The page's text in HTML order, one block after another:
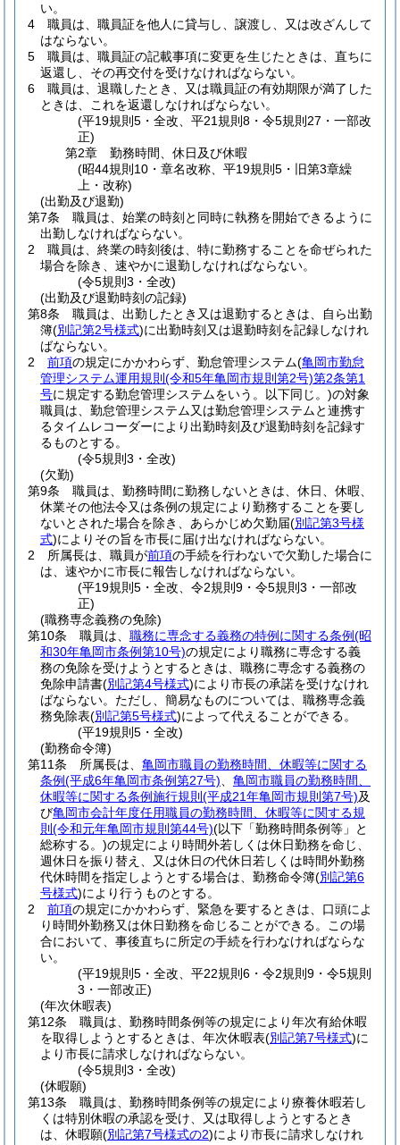
い。
4
職員は、職員証を他人に貸与し、譲渡し、又は改ざんして
はならない。
5
職員は、職員証の記載事項に変更を生じたときは、直ちに
返還し、その再交付を受けなければならない。
6
職員は、退職したとき、又は職員証の有効期限が満了した
ときは、これを返還しなければならない。
(平19規則5・全改、平21規則8・令5規則27・一部改
正)
第2章
勤務時間、休日及び休暇
(昭44規則10・章名改称、平19規則5・旧第3章繰
上・改称)
(出勤及び退勤)
第7条
職員は、始業の時刻と同時に執務を開始できるように
出勤しなければならない。
2
職員は、終業の時刻後は、特に勤務することを命ぜられた
場合を除き、速やかに退勤しなければならない。
(令5規則3・全改)
(出勤及び退勤時刻の記録)
第8条
職員は、出勤したとき又は退勤するときは、自ら出勤
簿(別記第2号様式)に出勤時刻又は退勤時刻を記録しなけれ
ばならない。
2
前項の規定にかかわらず、勤怠管理システム(亀岡市勤怠
管理システム運用規則 (令和5年亀岡市規則第2号)第2条第1
号に規定する勤怠管理システムをいう。以下同じ。)の対象
職員は、勤怠管理システム又は勤怠管理システムと連携す
るタイムレコーダーにより出勤時刻及び退勤時刻を記録す
るものとする。
(令5規則3・全改)
(欠勤)
第9条
職員は、勤務時間に勤務しないときは、休日、休暇、
休業その他法令又は条例の規定により勤務することを要し
ないとされた場合を除き、あらかじめ欠勤届(別記第3号様
式)によりその旨を市長に届け出なければならない。
2
所属長は、職員が前項の手続を行わないで欠勤した場合に
は、速やかに市長に報告しなければならない。
(平19規則5・全改、令2規則9・令5規則3・一部改
正)
(職務専念義務の免除)
第10条
職員は、 職務に専念する義務の特例に関する条例(昭
和30年亀岡市条例第10号)の規定により職務に専念する義
務の免除を受けようとするときは、職務に専念する義務の
免除申請書(別記第4号様式)により市長の承諾を受けなけれ
ばならない。 ただし、簡易なものについては、職務専念義
務免除表(別記第5号様式)によって代えることができる。
(平19規則5・全改)
(勤務命令簿)
第11条
所属長は、 亀岡市職員の勤務時間、休暇等に関する
条例(平成6年亀岡市条例第27号)
亀岡市職員の勤務時間、
休暇等に関する条例施行規則 (平成21年亀岡市規則第7号)及
び亀岡市会計年度任用職員の勤務時間、休暇等に関する規
則 (令和元年亀岡市規則第44号)(以下「勤務時間条例等」と
総称する。)の規定により時間外若しくは休日勤務を命じ、
週休日を振り替え、又は休日の代休日若しくは時間外勤務
代休時間を指定しようとする場合は、勤務命令簿(別記第6
号様式)により行うものとする。
2
前項の規定にかかわらず、緊急を要するときは、口頭によ
り時間外勤務又は休日勤務を命じることができる。
この場
合において、事後直ちに所定の手続を行わなければならな
い。
(平19規則5・全改、平22規則6・令2規則9・令5規則
3・一部改正)
(年次休暇表)
第12条
職員は、勤務時間条例等の規定により年次有給休暇
を取得しようとするときは、年次休暇表(別記第7号様式)に
より市長に請求しなければならない。
(令5規則3・全改)
(休暇願)
第13条
職員は、勤務時間条例等の規定により療養休暇若し
くは特別休暇の承認を受け、又は取得しようとするとき
は、休暇願(別記第7号様式の2)により市長に請求しなけれ